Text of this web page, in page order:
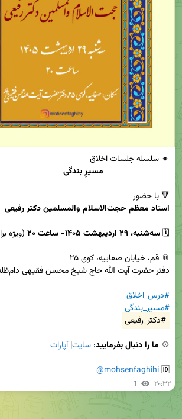
مسیرِ بندگی
🔻 با حضور
استاد معظم حجت‌الاسلام والمسلمین دکتر رفیعی
🗓 سه‌شنبه، ۲۹ اردیبهشت ۱۴۰۵- ساعت ۲۰
#درس_اخلاق
#مسیر_بندگی
#دکتر_رفیعی
💠 ما را دنبال بفرمایید: سایت| آپارات
🆔
@mohsenfaghihi
1 ۲۰:۳۲